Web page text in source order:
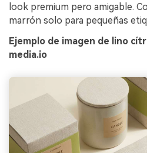
look premium pero amigable.
marrón solo para pequeñas
Ejemplo de imagen de lino
media.io